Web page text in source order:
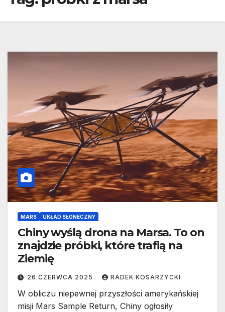
MARS UKŁAD SŁONECZNY
Chiny wyślą drona na Marsa. To on
znajdzie próbki, które trafią na
Ziemię
26 CZERWCA 2025 RADEK KOSARZYCKI
W obliczu niepewnej przyszłości amerykańskiej
misji Mars Sample Return, Chiny ogłosiły